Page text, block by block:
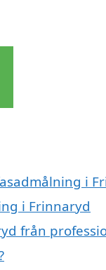
i
i Frinnaryd
från